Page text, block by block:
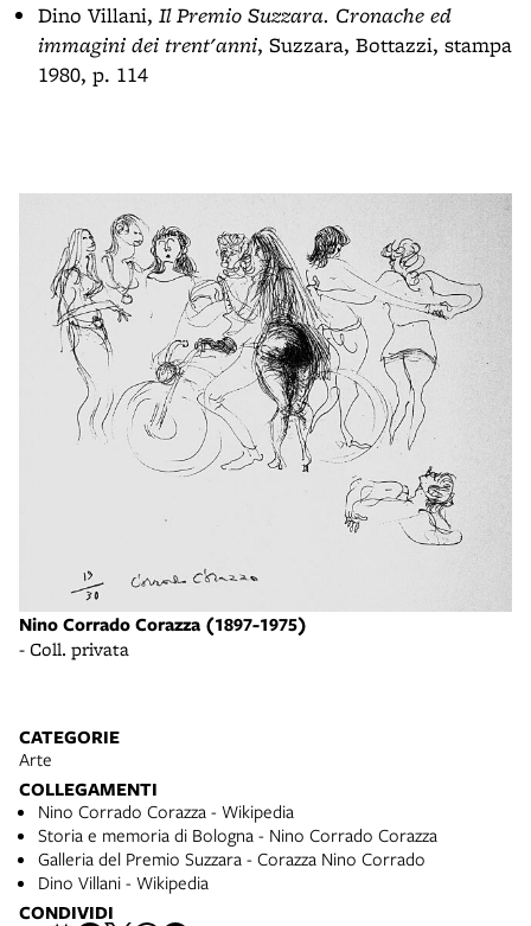
Dino Villani, Il Premio Suzzara. Cronache ed
immagini dei trent'anni, Suzzara, Bottazzi, stampa
1980, p. 114
Nino Corrado Corazza (1897-1975)
- Coll. privata
CATEGORIE
Arte
COLLEGAMENTI
Nino Corrado Corazza - Wikipedia
Storia e memoria di Bologna - Nino Corrado Corazza
Galleria del Premio Suzzara - Corazza Nino Corrado
Dino Villani - Wikipedia
CONDIVIDI